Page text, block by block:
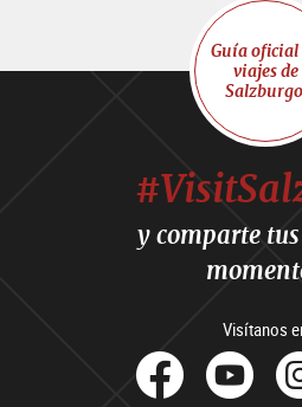
Guía oficial
viajes de
Salzburgo
y comparte
Visítanos